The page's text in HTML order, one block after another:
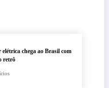
chega ao Brasil com
retrô